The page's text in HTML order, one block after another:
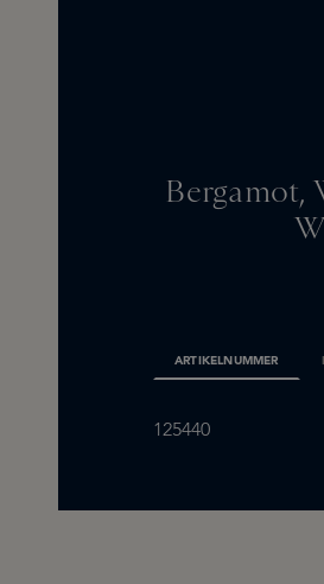
Bergamot,
ARTIKELNUMMER
125440